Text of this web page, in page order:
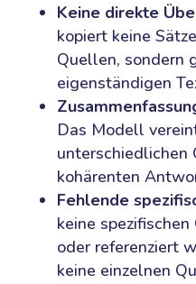
Keine direkte
kopiert keine
Quellen, sondern
eigenständigen
Das Modell
unterschiedlichen
kohärenten
Fehlende
keine
oder referenziert
keine einzelnen